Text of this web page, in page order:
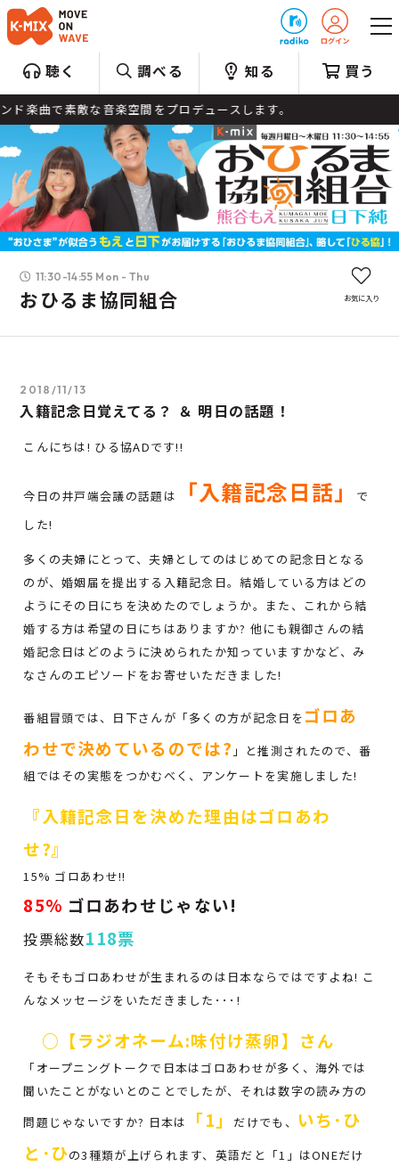
聴く 調べる 知る 買う
で素敵な音楽空間をプロデュースします。
11:30-14:55 Mon - Thu
おひるま協同組合 お気に入り
2018/11/13
入籍記念日覚えてる？ ＆ 明日の話題！
こんにちは! ひる協ADです!!
今日の井戸端会議の話題は 「入籍記念日話」
で
した!
多くの夫婦にとって、夫婦としてのはじめての記念日となる
のが、婚姻届を提出する入籍記念日。結婚している方はどの
ようにその日にちを決めたのでしょうか。また、これから結
婚する方は希望の日にちはありますか? 他にも親御さんの結
婚記念日はどのように決められたか知っていますかなど、み
なさんのエピソードをお寄せいただきました!
番組冒頭では、日下さんが「多くの方が記念日を ゴロあ
わせで決めているのでは? 」と推測されたので、番
組ではその実態をつかむべく、アンケートを実施しました!
『入籍記念日を決めた理由はゴロあわ
せ?』
15% ゴロあわせ!!
85% ゴロあわせじゃない!
投票総数118票
そもそもゴロあわせが生まれるのは日本ならではですよね! こ
んなメッセージをいただきました･･･!
○【ラジオネーム:味付け蒸卵】さん
「オープニングトークで日本はゴロあわせが多く、海外では
聞いたことがないとのことでしたが、それは数字の読み方の
問題じゃないですか? 日本は
「1」 だけでも、 いち･ひ
と･ひの3種類が上げられます、英語だと「1」はONEだけ